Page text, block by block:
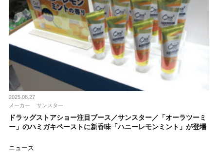
2025.08.27
メーカー
サンスター
ドラッグストアショー注目ブース／サンスター／「オーラツーミ
ー」のハミガキペーストに新香味「ハニーレモンミント」が登場
ニュース